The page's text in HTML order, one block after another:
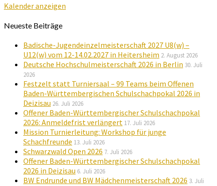
Kalender anzeigen
Neueste Beiträge
Badische-Jugendeinzelmeisterschaft 2027 U8(w) –
U12(w) vom 12-14.02.2027 in Heitersheim 2. August 2026
Deutsche Hochschulmeisterschaft 2026 in Berlin 30. Juli
2026
Festzelt statt Turniersaal – 99 Teams beim Offenen
Baden-Württembergischen Schulschachpokal 2026 in
Deizisau 26. Juli 2026
Offener Baden-Württembergischer Schulschachpokal
2026: Anmeldefrist verlängert 17. Juli 2026
Mission Turnierleitung: Workshop für junge
Schachfreunde 13. Juli 2026
Schwarzwald Open 2026 7. Juli 2026
Offener Baden-Württembergischer Schulschachpokal
2026 in Deizisau 6. Juli 2026
BW Endrunde und BW Mädchenmeisterschaft 2026 3. Juli